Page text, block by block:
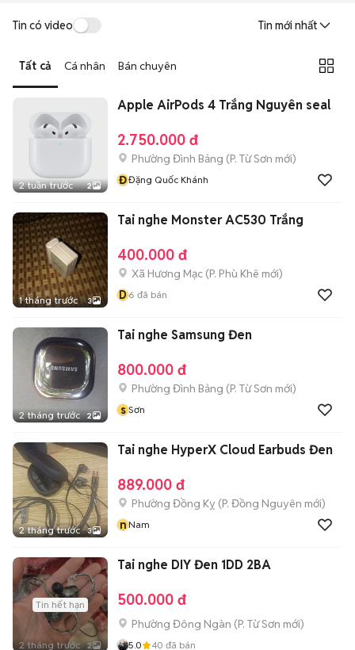
Tin có video Tin mới nhất
Tất cả Cá nhân Bán chuyên
2 tuần trước 2
Apple AirPods 4 Trắng Nguyên seal
2.750.000 đ
Phường Đình Bảng (P. Từ Sơn mới)
ĐĐặng Quốc Khánh
1 tháng trước 3
Tai nghe Monster AC530 Trắng
400.000 đ
Xã Hương Mạc (P. Phù Khê mới)
D6 đã bán
2 tháng trước 2
Tai nghe Samsung Đen
800.000 đ
Phường Đình Bảng (P. Từ Sơn mới)
s Sơn
2 tháng trước 3
Tai nghe HyperX Cloud Earbuds Đen
889.000 đ
Phường Đồng Kỵ (P. Đồng Nguyên mới)
nNam
Tin hết hạn
2 tháng trước 2
Tai nghe DIY Đen 1DD 2BA
500.000 đ
Phường Đông Ngàn (P. Từ Sơn mới)
5.0 40 đã bán